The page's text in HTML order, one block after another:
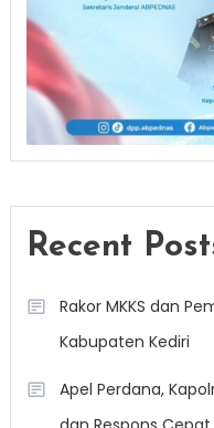
Recent
Rakor MKKS dan
Kabupaten Kediri
Apel Perdana,